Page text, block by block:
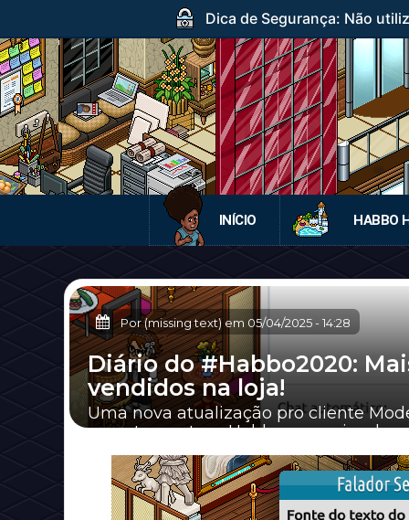
Dica de Segurança: Não
INÍCIO HABBO
Por (missing text) em 05/04/2025-14:28
Diário do #Habbo2020:
vendidos na loja!
Uma nova atualização pro cliente
recentemente, o Habbo segue